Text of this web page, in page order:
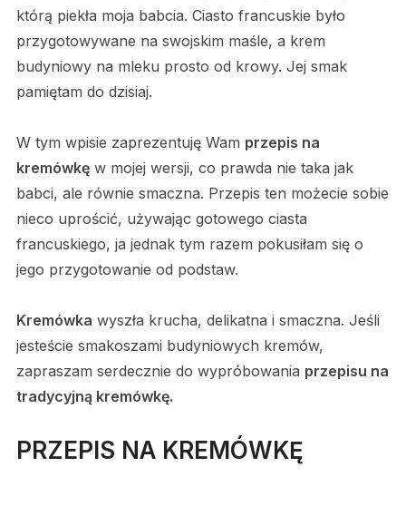
którą piekła moja babcia. Ciasto francuskie było
przygotowywane na swojskim maśle, a krem
budyniowy na mleku prosto od krowy. Jej smak
pamiętam do dzisiaj.
W tym wpisie zaprezentuję Wam przepis na
kremówkęw mojej wersji, co prawda nie taka jak
babci, ale równie smaczna. Przepis ten możecie sobie
nieco uprościć, używając gotowego ciasta
francuskiego, ja jednak tym razem pokusiłam się o
jego przygotowanie od podstaw.
Kremówka wyszła krucha, delikatna i smaczna. Jeśli
jesteście smakoszami budyniowych kremów,
zapraszam serdecznie do wypróbowania przepisu na
tradycyjną kremówkę.
PRZEPIS NA KREMÓWKĘ